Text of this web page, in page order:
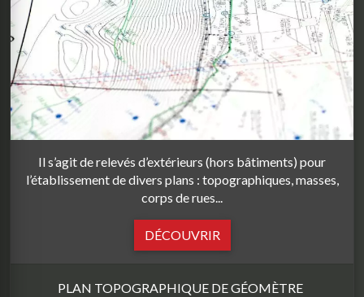
Il s’agit de relevés d’extérieurs (hors bâtiments) pour
l’établissement de divers plans : topographiques, masses,
corps de rues...
DÉCOUVRIR
PLAN TOPOGRAPHIQUE DE GÉOMÈTRE